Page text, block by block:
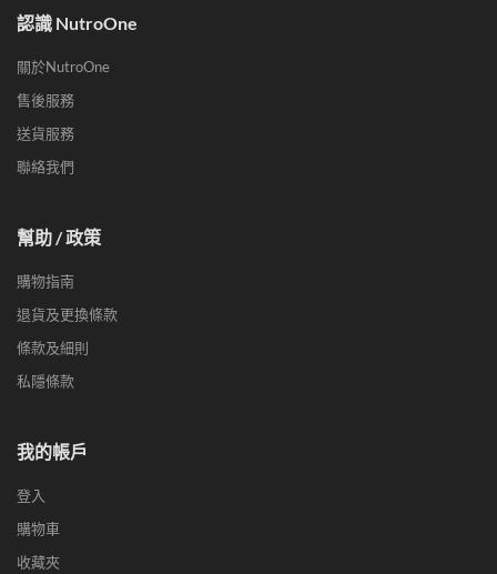
認識 NutroOne
關於NutroOne
售後服務
送貨服務
聯絡我們
幫助 / 政策
購物指南
退貨及更換條款
條款及細則
私隱條款
我的帳戶
登入
購物車
收藏夾